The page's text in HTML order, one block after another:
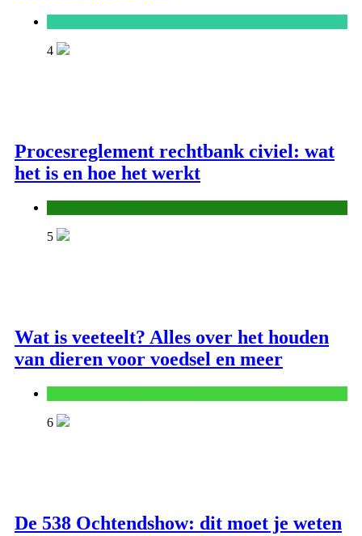
4
Procesreglement rechtbank civiel: wat
het is en hoe het werkt
5
Wat is veeteelt? Alles over het houden
van dieren voor voedsel en meer
6
De 538 Ochtendshow: dit moet je weten